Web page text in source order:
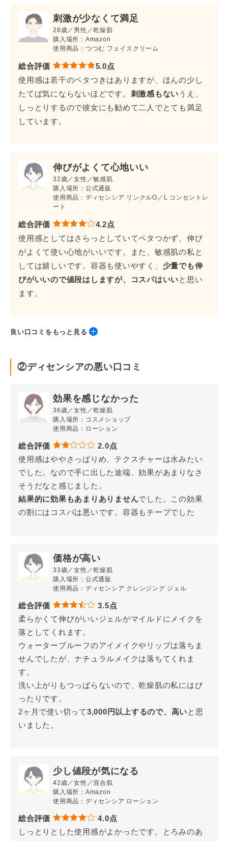
刺激が少なくて満足
28歳／男性／乾燥肌
購入場所：Amazon
使用商品：つつむ フェイスクリーム
総合評価
5.0点
使用感は若干のベタつきはありますが、ほんの少し
たてば気にならないほどです。 刺激感もないうえ、
しっとりするので彼女にも勧めて二人でとても満足
しています。
伸びがよくて心地いい
32歳／女性／敏感肌
購入場所：公式通販
使用商品：ディセンシア リンクルO／L コンセントレ
ート
総合評価
4.2点
使用感としてはさらっとしていてベタつかず、伸び
がよくて使い心地がいいです。また、敏感肌の私と
しては嬉しいです。容器も使いやすく、 少量でも伸
びがいいので値段はしますが、コスパはいいと思い
ます。
良い口コミをもっと見る
しっとりする
40歳／女性／混合肌
ート
総合評価
5.0点
敏感肌でも使えるうえ、シワ改善もあり、オイルな
のにまったくベタつかない。しっとりしている
れだけの効能が揃っているのに、この金額は高コス
パだと思います。 また、スポイトのような仕様で清
潔に手に取りだしやすいです。
購入場所：Yahoo!ショッピング
使用商品：ディセンシア リンクルO／L コンセントレ
ート
4.7点
少し値段は高く感じているが、ディセンシア リンク
ルO／L コンセントレートは3年以上愛用していま
す。 さらさらで使いやすい
28歳／女性／乾燥肌
購入場所：Amazon
使用商品：トライアルセットO／L×S／C
総合評価
手に取った時はこっくりとしたリッチな感じなの
に、肌につけるとベタつかず、薄くベールができた
ような感じでした。
②ディセンシアの悪い口コミ
効果を感じなかった
36歳／女性／乾燥肌
購入場所：コスメショップ
使用商品：ローション
総合評価
2.0点
使用感はややさっぱりめ、テクスチャーは水みたい
でした。なので手に出した途端、効果があまりなさ
そうだなと感じました。
結果的に効果もあまりありませんでした。この効果
の割にはコスパは悪いです。容器もチープでした
価格が高い
33歳／女性／乾燥肌
購入場所：公式通販
使用商品：ディセンシア クレンジング ジェル
総合評価
3.5点
柔らかくて伸びがいいジェルがマイルドにメイクを
落としてくれます。
ウォータープルーフのアイメイクやリップは落ちま
せんでしたが、ナチュラルメイクは落ちてくれま
す。
洗い上がりもつっぱらないので、乾燥肌の私にはぴ
ったりです。
2ヶ月で使い切って3,000円以上するので、高いと思
いました。
少し値段が気になる
42歳／女性／混合肌
購入場所：Amazon
使用商品：ディセンシア ローション
総合評価
4.0点
しっとりとした使用感がよかったです。とろみのあ